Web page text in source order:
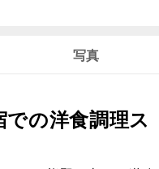
写真
の洋食調理ス